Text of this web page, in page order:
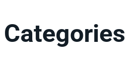
Categories